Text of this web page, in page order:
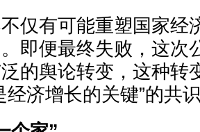
有可能重塑国家经
即便最终失败，这次
的舆论转变，这种转
经济增长的关键”的共